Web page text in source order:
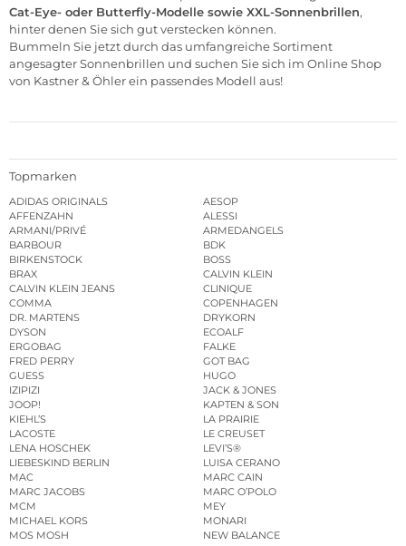
Cat-Eye- oder Butterfly-Modelle sowie XXL-Sonnenbrillen,
hinter denen Sie sich gut verstecken können.
Bummeln Sie jetzt durch das umfangreiche Sortiment
angesagter Sonnenbrillen und suchen Sie sich im Online Shop
von Kastner & Öhlerein passendes Modell aus!
Topmarken
ADIDAS ORIGINALS
AESOP
AFFENZAHN
ALESSI
ARMANI/PRIVÉ
ARMEDANGELS
BARBOUR
BDK
BIRKENSTOCK
BOSS
BRAX
CALVIN KLEIN
CALVIN KLEIN JEANS
CLINIQUE
COMMA
COPENHAGEN
DR. MARTENS
DRYKORN
DYSON
ECOALF
ERGOBAG
FALKE
FRED PERRY
GOT BAG
GUESS
HUGO
IZIPIZI
JACK & JONES
JOOP!
KAPTEN & SON
KIEHL’S
LA PRAIRIE
LACOSTE
LE CREUSET
LENA HOSCHEK
LEVI’S®
LIEBESKIND BERLIN
LUISA CERANO
MAC
MARC CAIN
MARC JACOBS
MARC O’POLO
MCM
MEY
MICHAEL KORS
MONARI
MOS MOSH
NEW BALANCE